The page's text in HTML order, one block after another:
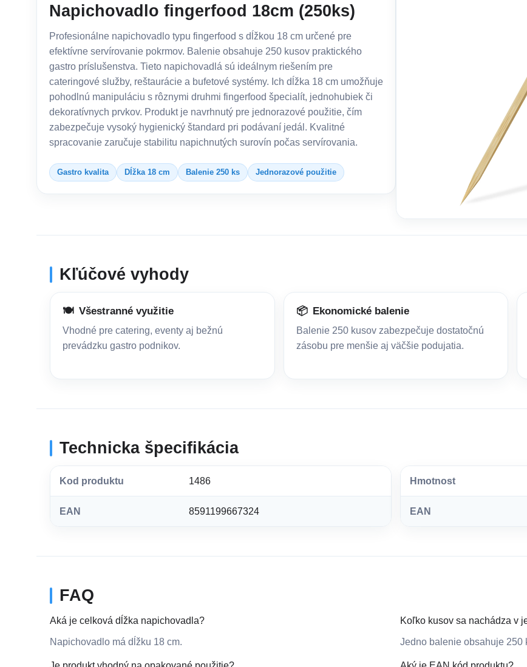
Napichovadlo fingerfood 18cm (250ks)
Profesionálne napichovadlo typu fingerfood s dĺžkou 18 cm určené pre
efektívne servírovanie pokrmov. Balenie obsahuje 250 kusov praktického
gastro príslušenstva. Tieto napichovadlá sú ideálnym riešením pre
cateringové služby, reštaurácie a bufetové systémy. Ich dĺžka 18 cm umožňuje
pohodlnú manipuláciu s rôznymi druhmi fingerfood špecialít, jednohubiek či
dekoratívnych prvkov. Produkt je navrhnutý pre jednorazové použitie, čím
zabezpečuje vysoký hygienický štandard pri podávaní jedál. Kvalitné
spracovanie zaručuje stabilitu napichnutých surovín počas servírovania.
Gastro kvalita Dĺžka 18 cm Balenie 250 ks Jednorazové použitie
Kľúčové vyhody
🍽️ Všestranné využitie
Vhodné pre catering, eventy aj bežnú
prevádzku gastro podnikov.
📦 Ekonomické balenie
Balenie 250 kusov zabezpečuje dostatočnú
zásobu pre menšie aj väčšie podujatia.
Technicka špecifikácia
Kod produktu 1486
EAN 8591199667324
Hmotnost
EAN
FAQ
Aká je celková dĺžka napichovadla?
Napichovadlo má dĺžku 18 cm.
Koľko kusov sa nachádza v
Jedno balenie obsahuje 250